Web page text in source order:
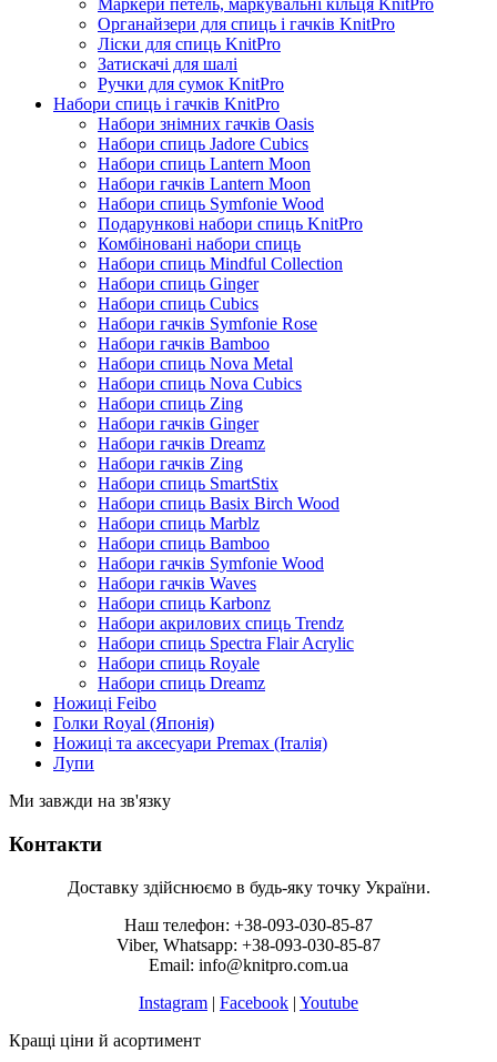
Маркери петель, маркувальні кільця KnitPro
Органайзери для спиць і гачків KnitPro
Ліски для спиць KnitPro
Затискачі для шалі
Ручки для сумок KnitPro
Набори спиць і гачків KnitPro
Набори знімних гачків Oasis
Набори спиць Jadore Cubics
Набори спиць Lantern Moon
Набори гачків Lantern Moon
Набори спиць Symfonie Wood
Подарункові набори спиць KnitPro
Комбіновані набори спиць
Набори спиць Mindful Collection
Набори спиць Ginger
Набори спиць Cubics
Набори гачків Symfonie Rose
Набори гачків Bamboo
Набори спиць Nova Metal
Набори спиць Nova Cubics
Набори спиць Zing
Набори гачків Ginger
Набори гачків Dreamz
Набори гачків Zing
Набори спиць SmartStix
Набори спиць Basix Birch Wood
Набори спиць Marblz
Набори спиць Bamboo
Набори гачків Symfonie Wood
Набори гачків Waves
Набори спиць Karbonz
Набори акрилових спиць Trendz
Набори спиць Spectra Flair Acrylic
Набори спиць Royale
Набори спиць Dreamz
Ножиці Feibo
Голки Royal (Японія)
Ножиці та аксесуари Premax (Італія)
Лупи
Ми завжди на зв'язку
Контакти
Доставку здійснюємо в будь-яку точку України.
Наш телефон: +38-093-030-85-87
Viber, Whatsapp: +38-093-030-85-87
Email: info@knitpro.com.ua
Instagram | Facebook | Youtube
Кращі ціни й асортимент